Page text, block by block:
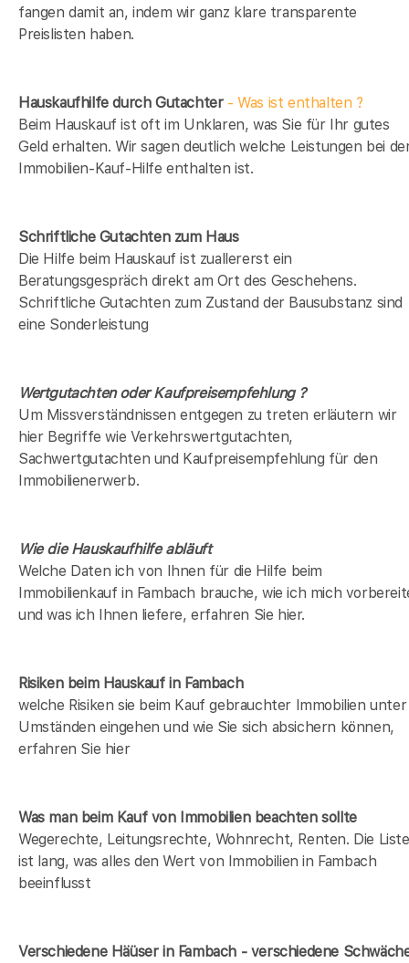
fangen damit an, indem wir ganz klare transparente
Preislisten haben.
Hauskaufhilfe durch Gutachter- Was ist enthalten ?
Beim Hauskauf ist oft im Unklaren, was Sie für Ihr gutes
Geld erhalten. Wir sagen deutlich welche Leistungen bei
Immobilien-Kauf-Hilfe enthalten ist.
Schriftliche Gutachten zum Haus
Die Hilfe beim Hauskauf ist zuallererst ein
Beratungsgespräch direkt am Ort des Geschehens.
Schriftliche Gutachten zum Zustand der Bausubstanz sind
eine Sonderleistung
Wertgutachten oder Kaufpreisempfehlung ?
Um Missverständnissen entgegen zu treten erläutern wir
hier Begriffe wie Verkehrswertgutachten,
Sachwertgutachten und Kaufpreisempfehlung für den
Immobilienerwerb.
Wie die Hauskaufhilfe abläuft
Welche Daten ich von Ihnen für die Hilfe beim
Immobilienkauf in Fambach brauche, wie ich mich
und was ich Ihnen liefere, erfahren Sie hier.
Risiken beim Hauskaufin Fambach
welche Risiken sie beim Kauf gebrauchter Immobilien unter
Umständen eingehen und wie Sie sich absichern können,
erfahren Sie hier
Was man beim Kauf von Immobilien beachten sollte
Wegerechte, Leitungsrechte, Wohnrecht, Renten. Die Liste
ist lang, was alles den Wert von Immobilien in Fambach
beeinflusst
Verschiedene Häüser in Fambach - verschiedene